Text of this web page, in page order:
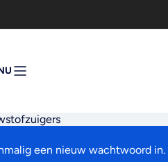
een nieuw wachtwoord in.